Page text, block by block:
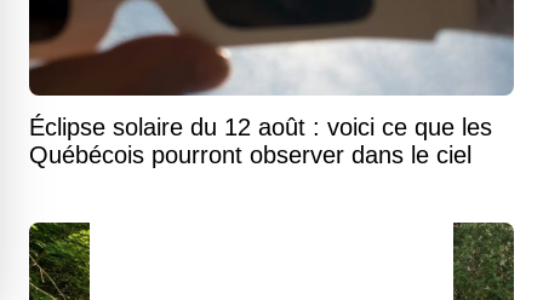
Éclipse solaire du 12 août : voici ce que les
Québécois pourront observer dans le ciel